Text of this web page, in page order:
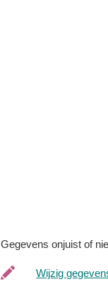
Gegevens onjuist of
Wijzig